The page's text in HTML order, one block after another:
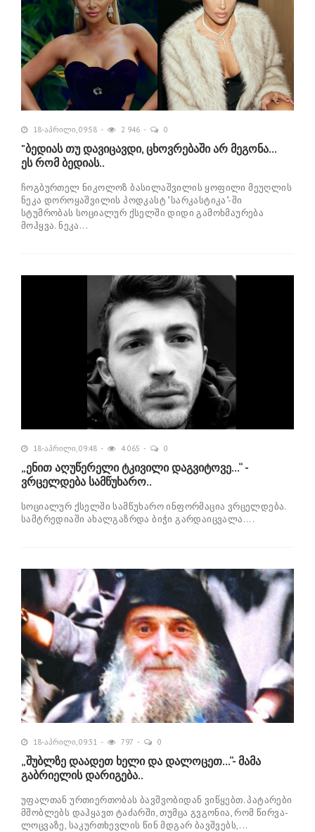
18-აპრილი, 09:58 2 946 0
"ბედიას თუ დავიცავდი, ცხოვრებაში არ მეგონა...
ეს რომ ბედიას..
ჩოგბურთელ ნიკოლოზ ბასილაშვილის ყოფილი მეუღლის
ნეკა დოროყაშვილის პოდკასტ "სარკასტიკა"-ში
სტუმრობას სოციალურ ქსელში დიდი გამოხმაურება
მოჰყვა. ნეკა...
18-აპრილი, 09:48 4 065 0
„ენით აღუწერელი ტკივილი დაგვიტოვე...“ -
ვრცელდება სამწუხარო..
სოციალურ ქსელში სამწუხარო ინფორმაცია ვრცელდება.
სამტრედიაში ახალგაზრდა ბიჭი გარდაიცვალა....
18-აპრილი, 09:31 797 0
„შუბლზე დაადეთ ხელი და დალოცეთ...“- მამა
გაბრიელის დარიგება..
უფალთან ურთიერთობას ბავშვობიდან ვიწყებთ. პატარები
მშობლებს დაჰყავთ ტაძარში, თუმცა გვგონია, რომ წირვა-
ლოცვაზე, საკურთხევლის წინ მდგარ ბავშვებს,...